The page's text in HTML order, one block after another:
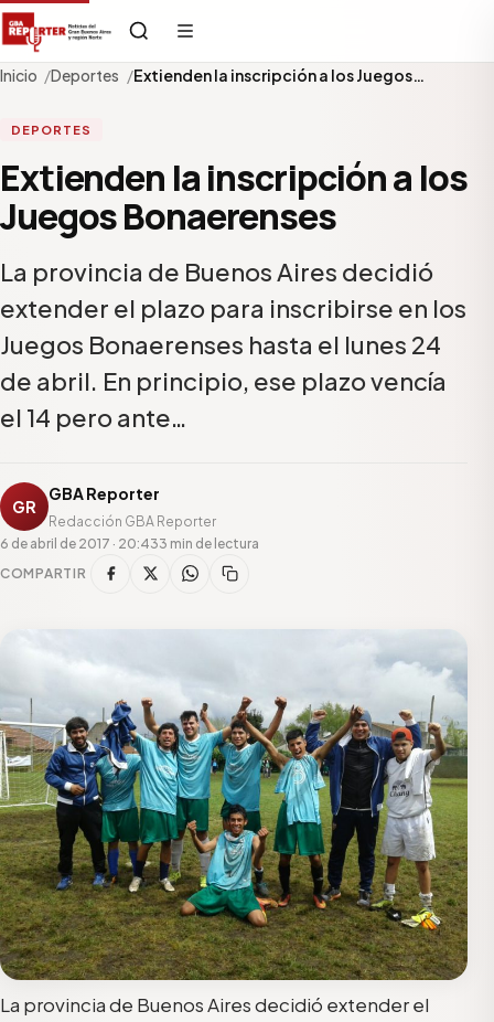
Inicio Deportes Extienden la inscripción a los Juegos…
DEPORTES
Extienden la inscripción a los
Juegos Bonaerenses
La provincia de Buenos Aires decidió
extender el plazo para inscribirse en los
Juegos Bonaerenses hasta el lunes 24
de abril. En principio, ese plazo vencía
el 14 pero ante…
GR
GBA Reporter
Redacción GBA Reporter
6 de abril de 2017 · 20:433 min de lectura
COMPARTIR
La provincia de Buenos Aires decidió extender el